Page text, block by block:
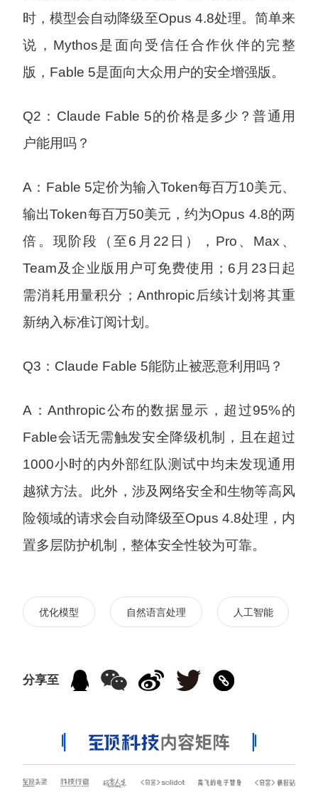
时，模型会自动降级至Opus 4.8处理。简单来
说，Mythos是面向受信任合作伙伴的完整
版，Fable 5是面向大众用户的安全增强版。
Q2：Claude Fable 5的价格是多少？普通用
户能用吗？
A：Fable 5定价为输入Token每百万10美元、
输出Token每百万50美元，约为Opus 4.8的两
倍。现阶段（至6月22日），Pro、Max、
Team及企业版用户可免费使用；6月23日起
需消耗用量积分；Anthropic后续计划将其重
新纳入标准订阅计划。
Q3：Claude Fable 5能防止被恶意利用吗？
A：Anthropic公布的数据显示，超过95%的
Fable会话无需触发安全降级机制，且在超过
1000小时的内外部红队测试中均未发现通用
越狱方法。此外，涉及网络安全和生物等高风
险领域的请求会自动降级至Opus 4.8处理，内
置多层防护机制，整体安全性较为可靠。
优化模型 自然语言处理 人工智能
分享至